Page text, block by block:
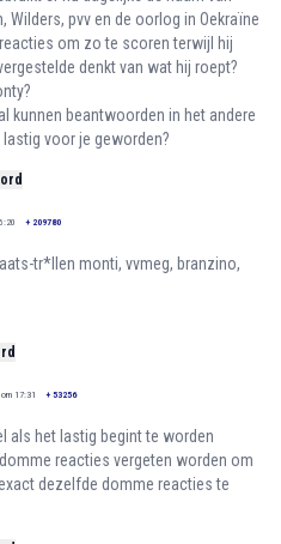
Wilders, pvv en de oorlog in Oekraïne
om zo te scoren terwijl hij
denkt van wat hij roept?
kunnen beantwoorden in het andere
voor je geworden?
+ 209780
tr*llen monti, vvmeg, branzino,
17:31 + 53256
als het lastig begint te worden
reacties vergeten worden om
dezelfde domme reacties te